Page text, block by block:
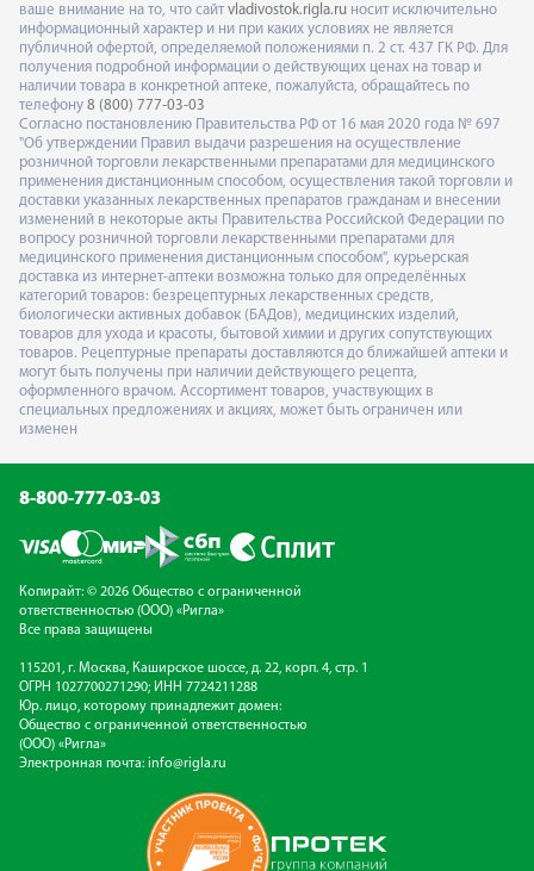
ваше внимание на то, что сайт vladivostok.rigla.ru носит исключительно
информационный характер и ни при каких условиях не является
публичной офертой, определяемой положениями п. 2 ст. 437 ГК РФ. Для
получения подробной информации о действующих ценах на товар и
наличии товара в конкретной аптеке, пожалуйста, обращайтесь по
телефону 8 (800) 777-03-03
Согласно постановлению Правительства РФ от 16 мая 2020 года № 697
"Об утверждении Правил выдачи разрешения на осуществление
розничной торговли лекарственными препаратами для медицинского
применения дистанционным способом, осуществления такой торговли и
доставки указанных лекарственных препаратов гражданам и внесении
изменений в некоторые акты Правительства Российской Федерации по
вопросу розничной торговли лекарственными препаратами для
медицинского применения дистанционным способом", курьерская
доставка из интернет-аптеки возможна только для определённых
категорий товаров: безрецептурных лекарственных средств,
биологически активных добавок (БАДов), медицинских изделий,
товаров для ухода и красоты, бытовой химии и других сопутствующих
товаров. Рецептурные препараты доставляются до ближайшей аптеки и
могут быть получены при наличии действующего рецепта,
оформленного врачом. Ассортимент товаров, участвующих в
специальных предложениях и акциях, может быть ограничен или
изменен
8-800-777-03-03
Копирайт: © 2026 Общество с ограниченной
ответственностью (ООО) «Ригла»
Все права защищены
115201, г. Москва, Каширское шоссе, д. 22, корп. 4, стр. 1
ОГРН 1027700271290; ИНН 7724211288
Юр. лицо, которому принадлежит домен:
Общество с ограниченной ответственностью
(ООО) «Ригла»
Электронная почта: info@rigla.ru